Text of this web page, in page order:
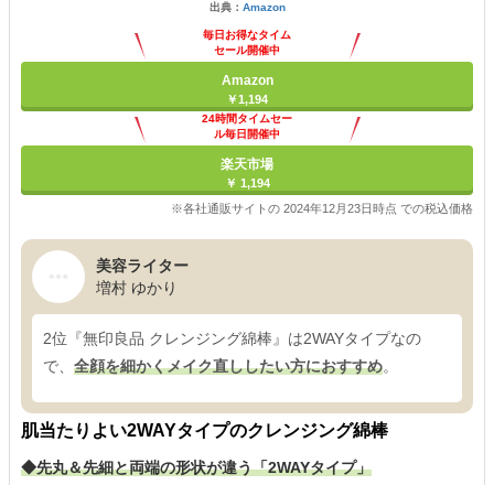
出典： Amazon
毎日お得なタイム
セール開催中
Amazon
￥1,194
24時間タイムセー
ル毎日開催中
楽天市場
￥ 1,194
※各社通販サイトの 2024年12月23日時点 での税込価格
美容ライター
増村 ゆかり
2位『無印良品 クレンジング綿棒』は2WAYタイプなの
で、 全顔を細かくメイク直ししたい方におすすめ。
肌当たりよい2WAYタイプのクレンジング綿棒
◆先丸＆先細と両端の形状が違う「2WAYタイプ」